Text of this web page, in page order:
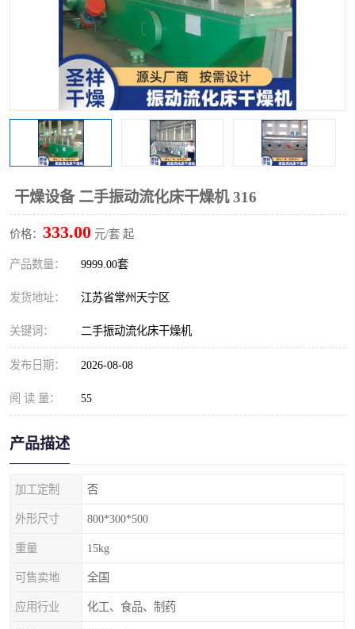
干燥设备 二手振动流化床干燥机 316
价格： 333.00 元/套 起
产品数量： 9999.00套
发货地址： 江苏省常州天宁区
关键词： 二手振动流化床干燥机
发布日期： 2026-08-08
阅 读 量： 55
产品描述
加工定制 否
外形尺寸 800*300*500
重量 15kg
可售卖地 全国
应用行业 化工、食品、制药
热风循环烘箱 喷雾干燥机
振动流化床干燥机 盘式干燥机